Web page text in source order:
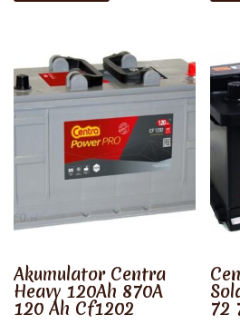
Akumulator Centra
Heavy 120Ah 870A
120 Ah Cf1202 72